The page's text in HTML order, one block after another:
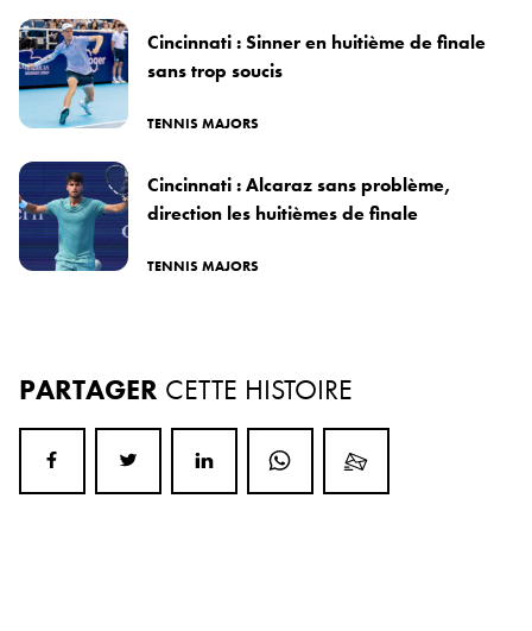
Cincinnati : Sinner en huitième de finale
sans trop soucis
TENNIS MAJORS
Cincinnati : Alcaraz sans problème,
direction les huitièmes de finale
TENNIS MAJORS
PARTAGER CETTE HISTOIRE